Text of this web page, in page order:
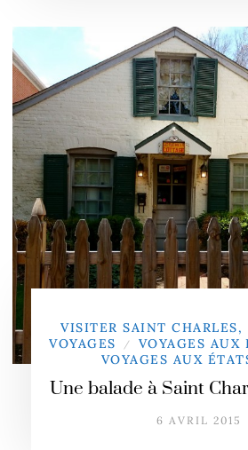
VISITER SAINT CHARLES,
VOYAGES / VOYAGES AUX
VOYAGES AUX
Une balade à Saint
6 AVRIL 2015